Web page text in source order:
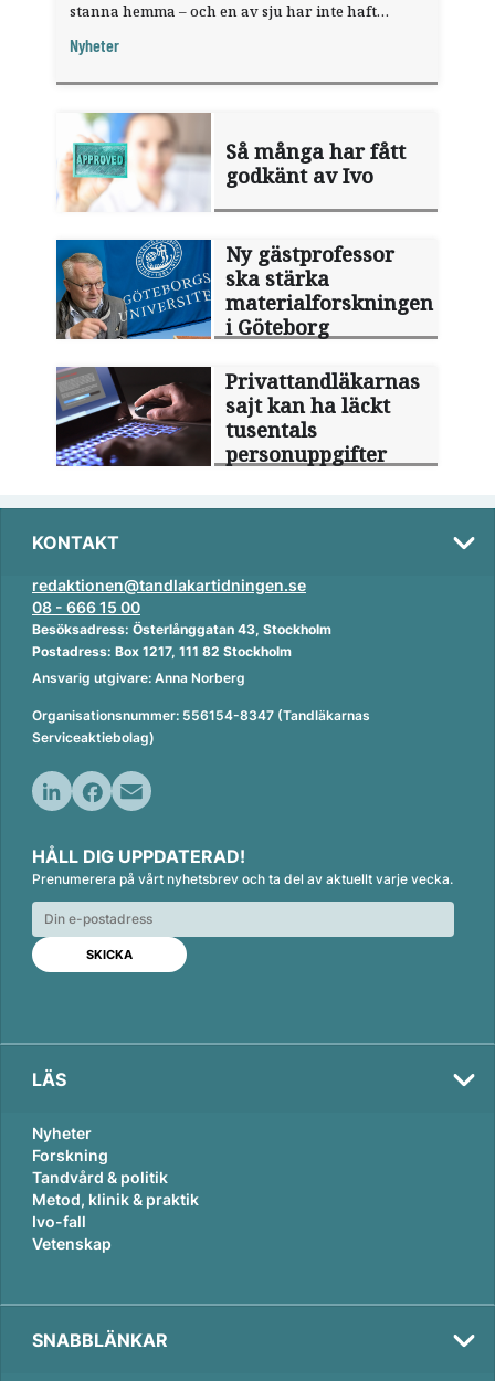
stanna hemma – och en av sju har inte haft
fråga".
Nyheter
Så många har fått
godkänt av Ivo
Ny gästprofessor
ska stärka
materialforskningen
i Göteborg
Privattandläkarnas
sajt kan ha läckt
tusentals
personuppgifter
KONTAKT
redaktionen@tandlakartidningen.se
08 - 666 15 00
Besöksadress: Österlånggatan 43, Stockholm
Postadress: Box 1217, 111 82 Stockholm
Ansvarig utgivare: Anna Norberg
Organisationsnummer: 556154-8347 (Tandläkarnas
Serviceaktiebolag)
n
k
e
d
n
c
e
b
o
o
k
a
i
l
HÅLL DIG UPPDATERAD!
Prenumerera på vårt nyhetsbrev och ta del av aktuellt varje vecka.
LÄS
Nyheter
Forskning
Tandvård & politik
Metod, klinik & praktik
Ivo-fall
Vetenskap
SNABBLÄNKAR